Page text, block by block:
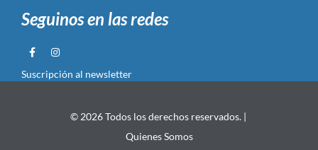
Seguinos en las redes
Suscripción al newsletter
© 2026 Todos los derechos reservados. |
Quienes Somos